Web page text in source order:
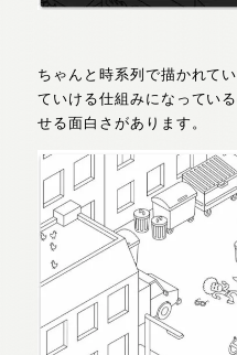
ちゃんと時系列で描かれて
ていける仕組みになってい
せる面白さがあります。